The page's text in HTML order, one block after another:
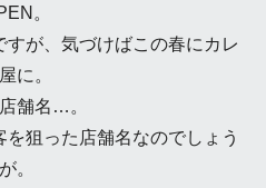
。
すが、気づけばこの春にカレ
に。
舗名…。
狙った店舗名なのでしょう
が。